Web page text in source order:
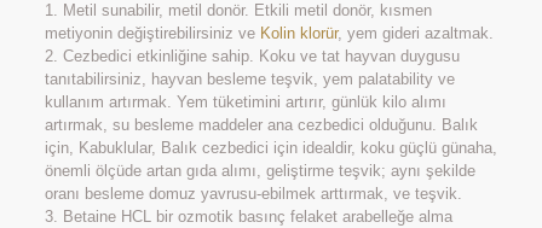
1. Metil sunabilir, metil donör. Etkili metil donör, kısmen
metiyonin değiştirebilirsiniz ve Kolin klorür, yem gideri azaltmak.
2. Cezbedici etkinliğine sahip. Koku ve tat hayvan duygusu
tanıtabilirsiniz, hayvan besleme teşvik, yem palatability ve
kullanım artırmak. Yem tüketimini artırır, günlük kilo alımı
artırmak, su besleme maddeler ana cezbedici olduğunu. Balık
için, Kabuklular, Balık cezbedici için idealdir, koku güçlü günaha,
önemli ölçüde artan gıda alımı, geliştirme teşvik; aynı şekilde
oranı besleme domuz yavrusu-ebilmek arttırmak, ve teşvik.
3. Betaine HCL bir ozmotik basınç felaket arabelleğe alma